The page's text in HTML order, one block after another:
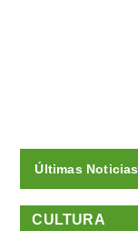
Últimas Noticias
CULTURA